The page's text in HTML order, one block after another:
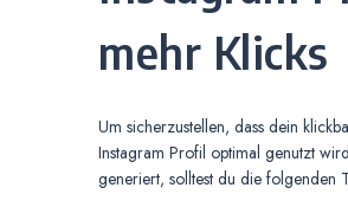
mehr Klicks
Um sicherzustellen, dass dein
Instagram Profil optimal genutzt
generiert, solltest du die folgenden